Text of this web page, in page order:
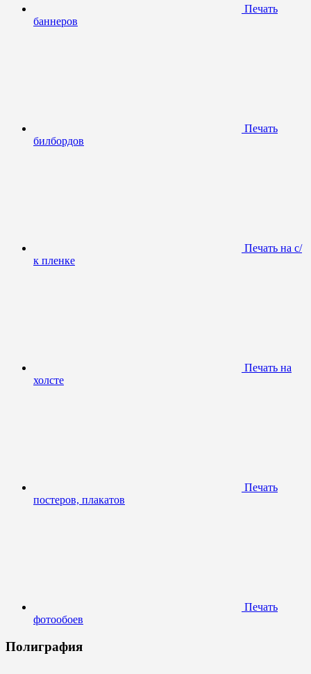
Печать
баннеров
Печать
билбордов
Печать на с/
к пленке
Печать на
холсте
Печать
постеров, плакатов
Печать
фотообоев
Полиграфия